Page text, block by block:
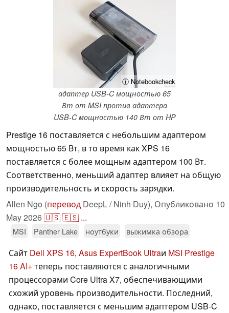
ⓘ Notebookcheck
адаптер USB-C мощностью 65
Вт от MSI против адаптера
USB-C мощностью 140 Вт от HP
Prestige 16 поставляется с небольшим адаптером
мощностью 65 Вт, в то время как XPS 16
поставляется с более мощным адаптером 100 Вт.
Соответственно, меньший адаптер влияет на общую
производительность и скорость зарядки.
Allen Ngo (перевод DeepL / Ninh Duy), Опубликовано 10
May 2026🇺🇸🇪🇸 ...
MSI Panther Lake ноутбуки выжимка обзора
Сайт Dell XPS 16, Asus ExpertBook Ultraи MSI Prestige
16 AI+теперь поставляются с аналогичными
процессорами Core Ultra X7, обеспечивающими
схожий уровень производительности. Последний,
однако, поставляется с меньшим адаптером USB-C